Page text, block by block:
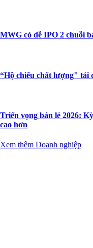
MWG có dễ IPO 2 chuỗi
“Hộ chiếu chất lượng"
Triển vọng bán lẻ 2026:
cao hơn
Xem thêm Doanh nghiệp